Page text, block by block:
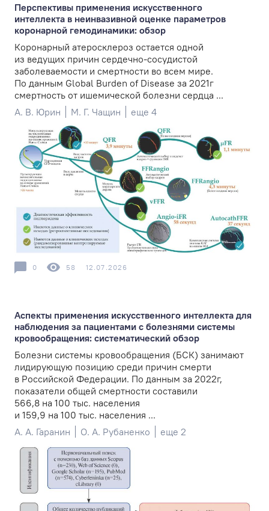
Перспективы применения искусственного
интеллекта в неинвазивной оценке параметров
коронарной гемодинамики: обзор
Коронарный атеросклероз остается одной
из ведущих причин сердечно-сосудистой
заболеваемости и смертности во всем мире.
По данным Global Burden of Disease за 2021г
смертность от ишемической болезни сердца ...
А. В. Юрин
М. Г. Чащин еще 4
0 58 12.07.2026
Аспекты применения искусственного интеллекта для
наблюдения за пациентами с болезнями системы
кровообращения: систематический обзор
Болезни системы кровообращения (БСК) занимают
лидирующую позицию среди причин смерти
в Российской Федерации. По данным за 2022г,
показатели общей смертности составили
566,8 на 100 тыс. населения
и 159,9 на 100 тыс. населения ...
А. А. Гаранин
О. А. Рубаненко еще 2